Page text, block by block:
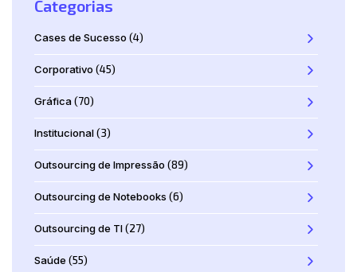
Categorias
Cases de Sucesso (4)
Corporativo (45)
Gráfica(70)
Institucional(3)
Outsourcing de Impressão (89)
Outsourcing de Notebooks (6)
Outsourcing de TI(27)
Saúde (55)